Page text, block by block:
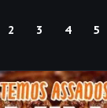
2 3 4 5